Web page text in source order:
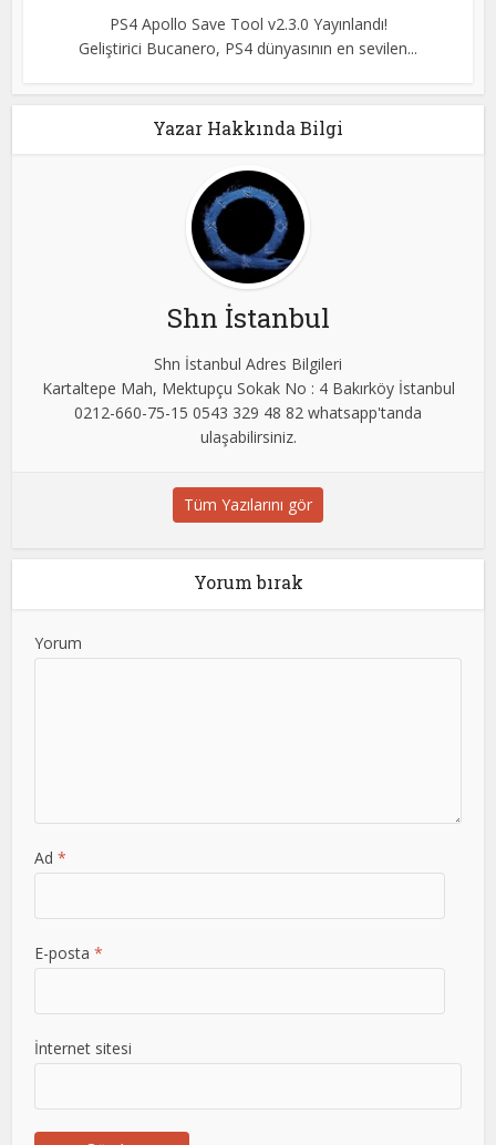
PS4 Apollo Save Tool v2.3.0 Yayınlandı!
Geliştirici Bucanero, PS4 dünyasının en sevilen...
Yazar Hakkında Bilgi
Shn İstanbul
Shn İstanbul Adres Bilgileri
Kartaltepe Mah, Mektupçu Sokak No : 4 Bakırköy İstanbul
0212-660-75-15 0543 329 48 82 whatsapp'tanda
ulaşabilirsiniz.
Tüm Yazılarını gör
Yorum bırak
Yorum
Ad*
E-posta*
İnternet sitesi